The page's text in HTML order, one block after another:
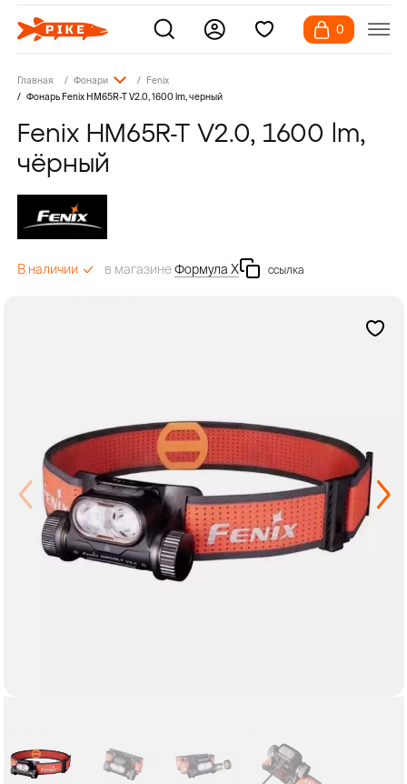
0
Главная Фонари
Fenix
Фонарь Fenix HM65R-T V2.0, 1600 lm, черный
Fenix HM65R-T V2.0, 1600 lm,
чёрный
В наличии в магазинеФормула Х ссылка